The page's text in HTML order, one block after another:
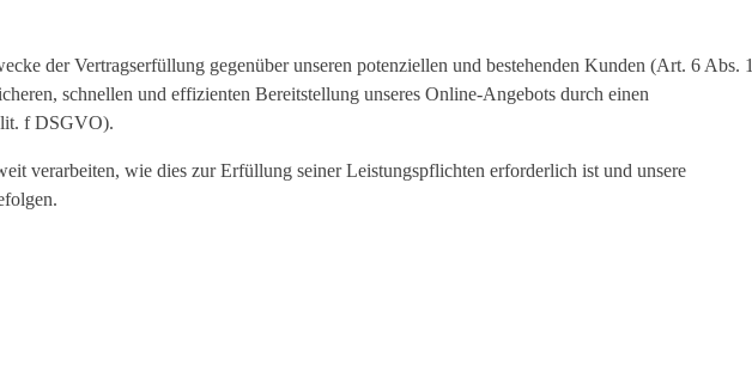
der Vertragserfüllung gegenüber unseren potenziellen und bestehenden Kunden (Art. 6 Abs. 1
schnellen und effizienten Bereitstellung unseres Online-Angebots durch einen
f DSGVO).
verarbeiten, wie dies zur Erfüllung seiner Leistungspflichten erforderlich ist und unsere